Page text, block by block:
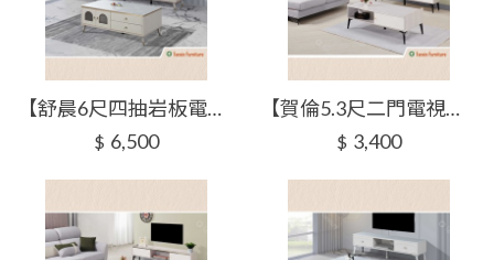
【舒晨6尺四抽岩板電視櫃】【2025-J326-3】【添興家具】
$ 6,500
【賀倫5.3尺二門電視櫃】【2025-J327-2】【添興家具】
$ 3,400